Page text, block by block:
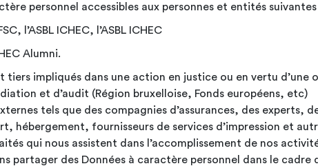
personnel accessibles aux personnes et entités suivantes
l’ASBL ICHEC, l’ASBL ICHEC
Alumni.
tiers impliqués dans une action en justice ou en vertu d’une
et d’audit (Région bruxelloise, Fonds européens, etc)
tels que des compagnies d’assurances, des experts,
hébergement, fournisseurs de services d’impression et
qui nous assistent dans l’accomplissement de nos
partager des Données à caractère personnel dans le cadre